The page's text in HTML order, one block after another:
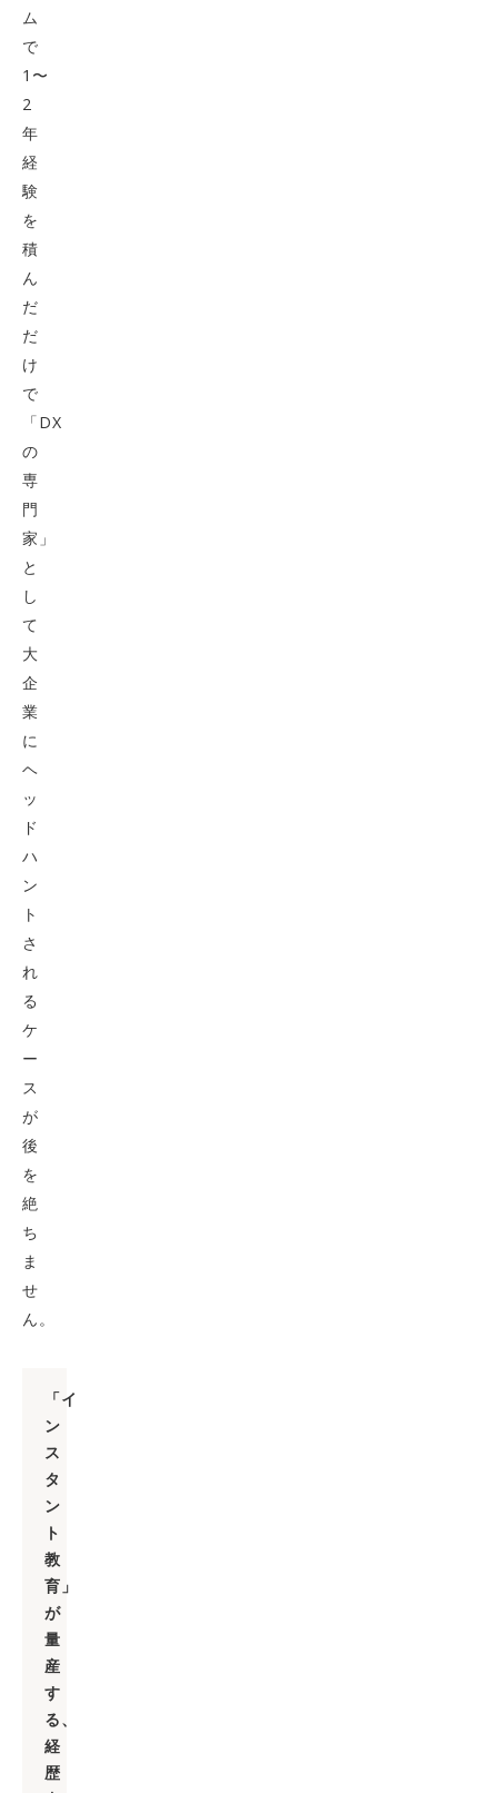
ム
で
1〜
2
年
経
験
を
積
ん
だ
だ
け
で
「DX
の
専
門
家」
と
し
て
大
企
業
に
ヘ
ッ
ド
ハ
ン
ト
さ
れ
る
ケ
ー
ス
が
後
を
絶
ち
ま
せ
ん。
「イ
ン
ス
タ
ン
ト
教
育」
が
量
産
す
る、
経
歴